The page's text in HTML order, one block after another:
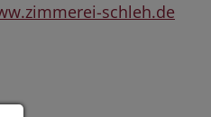
schleh.de